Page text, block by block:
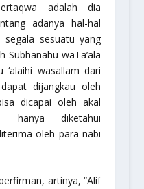
adalah dia
adanya hal-hal
segala sesuatu yang
Subhanahu waTa’ala
‘alaihi wasallam dari
dijangkau oleh
dicapai oleh akal
hanya diketahui
oleh para nabi
artinya,“Alif